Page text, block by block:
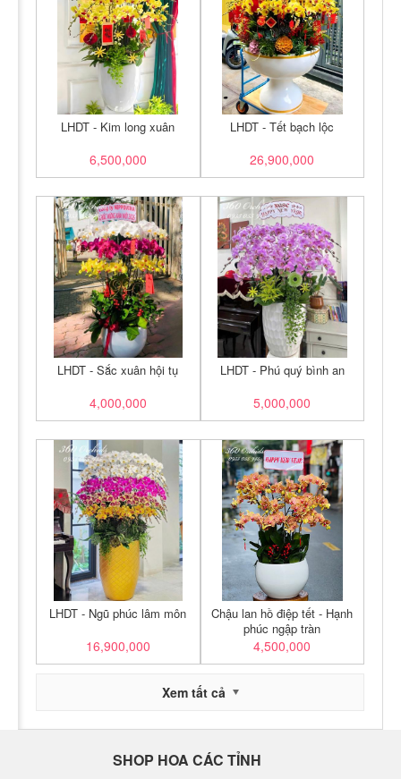
LHDT - Kim long xuân
6,500,000
LHDT - Tết bạch lộc
26,900,000
LHDT - Sắc xuân hội tụ
4,000,000
LHDT - Phú quý bình an
5,000,000
LHDT - Ngũ phúc lâm môn
16,900,000
Chậu lan hồ điệp tết - Hạnh
phúc ngập tràn
4,500,000
Xem tất cả
SHOP HOA CÁC TỈNH